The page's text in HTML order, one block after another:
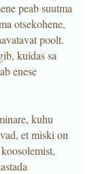
peab suutma
otsekohene,
poolt.
kuidas sa
enese
kuhu
et miski on